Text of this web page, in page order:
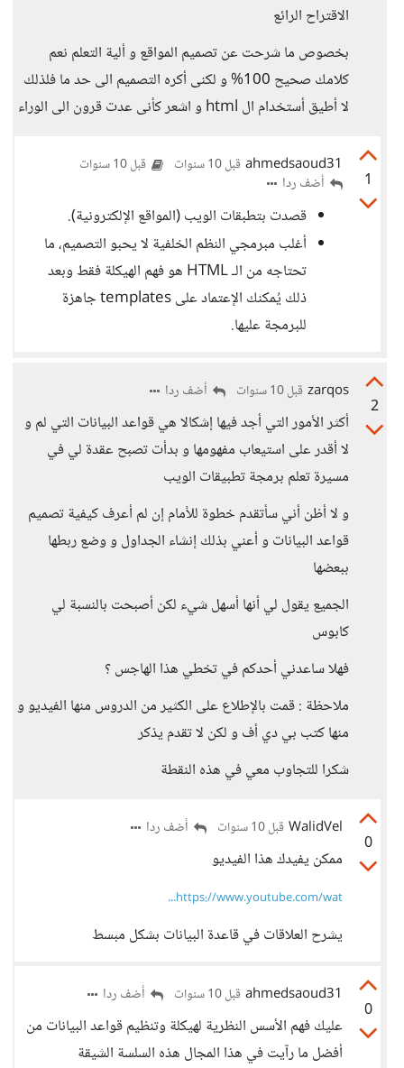
الاقتراح الرائع
بخصوص ما شرحت عن تصميم المواقع و ألية التعلم نعم
كلامك صحيح 100% و لكنى أكره التصميم الى حد ما فلذلك
لا أطيق أستخدام ال html و اشعر كأنى عدت قرون الى الوراء
1
ahmedsaoud31 قبل 10 سنوات قبل 10 سنوات
أضف ردا
قصدت بتطبقات الويب (المواقع الإلكترونية).
أغلب مبرمجي النظم الخلفية لا يحبو التصميم، ما
تحتاجه من الـ HTML هو فهم الهيكلة فقط وبعد
ذلك يُمكنك الإعتماد على templates جاهزة
للبرمجة عليها.
2
zarqos قبل 10 سنوات أضف ردا
أكثر الأمور التي أجد فيها إشكالا هي قواعد البيانات التي لم و
لا أقدر على استيعاب مفهومها و بدأت تصبح عقدة لي في
مسيرة تعلم برمجة تطبيقات الويب
و لا أظن أني سأتقدم خطوة للأمام إن لم أعرف كيفية تصميم
قواعد البيانات و أعني بذلك إنشاء الجداول و وضع ربطها
ببعضها
الجميع يقول لي أنها أسهل شيء لكن أصبحت بالنسبة لي
كابوس
فهلا ساعدني أحدكم في تخطي هذا الهاجس ؟
ملاحظة : قمت بالإطلاع على الكثير من الدروس منها الفيديو و
منها كتب بي دي أف و لكن لا تقدم يذكر
شكرا للتجاوب معي في هذه النقطة
0
WalidVel قبل 10 سنوات أضف ردا
ممكن يفيدك هذا الفيديو
https://www.youtube.com/wat...
يشرح العلاقات في قاعدة البيانات بشكل مبسط
0
ahmedsaoud31 قبل 10 سنوات أضف ردا
عليك فهم الأسس النظرية لهيكلة وتنظيم قواعد البيانات من
أفضل ما رآيت في هذا المجال هذه السلسة الشيقة